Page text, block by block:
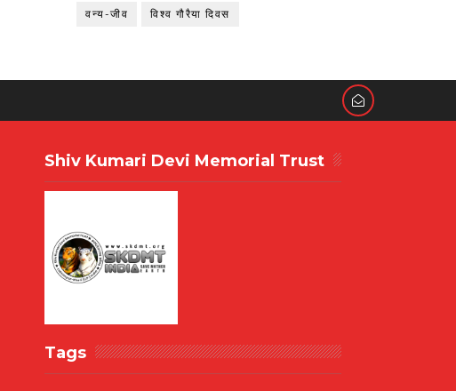
वन्य-जीव विश्व गौरैया दिवस
Shiv Kumari Devi Memorial Trust
Tags